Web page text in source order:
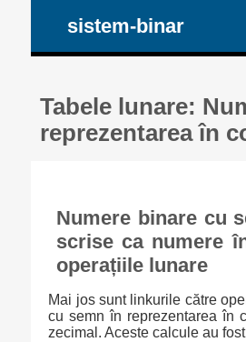
sistem-binar
Tabele lunare:
reprezentarea în
Numere binare cu
scrise ca numere
operațiile lunare
Mai jos sunt linkurile către
cu semn în reprezentarea în
zecimal. Aceste calcule au